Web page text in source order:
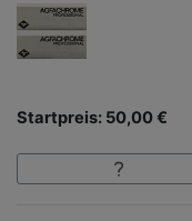
Startpreis: 50,00 €